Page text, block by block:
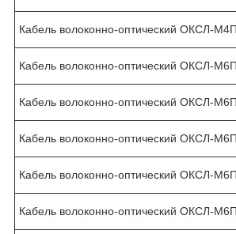
Кабель волоконно-оптический ОКСЛ-
Кабель волоконно-оптический ОКСЛ-
Кабель волоконно-оптический ОКСЛ-
Кабель волоконно-оптический ОКСЛ-
Кабель волоконно-оптический ОКСЛ-
Кабель волоконно-оптический ОКСЛ-